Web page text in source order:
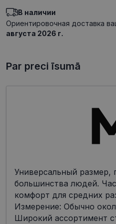
В наличии
Ориентировочная доставка
августа 2026 г.
Par preci īsumā
Универсальный размер,
большинства людей.
комфорт для средних
Измерение: Обычно
Широкий ассортимент